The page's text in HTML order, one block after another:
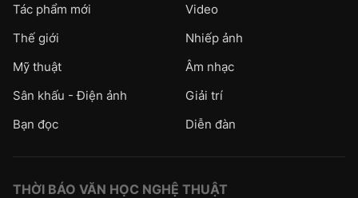
Tác phẩm mới
Video
Thế giới
Nhiếp ảnh
Mỹ thuật
Âm nhạc
Sân khấu - Điện ảnh
Giải trí
Bạn đọc
Diễn đàn
THỜI BÁO VĂN HỌC NGHỆ THUẬT